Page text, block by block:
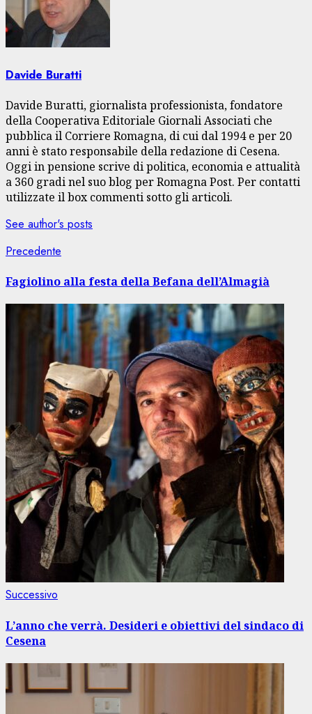
Davide Buratti
Davide Buratti, giornalista professionista, fondatore
della Cooperativa Editoriale Giornali Associati che
pubblica il Corriere Romagna, di cui dal 1994 e per 20
anni è stato responsabile della redazione di Cesena.
Oggi in pensione scrive di politica, economia e attualità
a 360 gradi nel suo blog per Romagna Post. Per contatti
utilizzate il box commenti sotto gli articoli.
See author's posts
Navigazione
articolo
Precedente
Fagiolino alla festa della Befana dell’Almagià
Successivo
L’anno che verrà. Desideri e obiettivi del sindaco di
Cesena